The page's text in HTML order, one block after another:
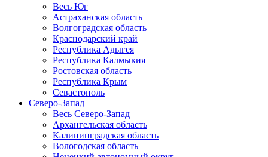
Весь Юг
Астраханская область
Волгоградская область
Краснодарский край
Республика Адыгея
Республика Калмыкия
Ростовская область
Республика Крым
Севастополь
Северо-Запад
Весь Северо-Запад
Архангельская область
Калининградская область
Вологодская область